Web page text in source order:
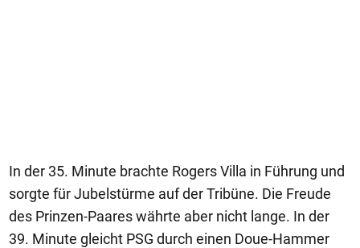
In der 35. Minute brachte Rogers Villa in Führung und
sorgte für Jubelstürme auf der Tribüne. Die Freude
des Prinzen-Paares währte aber nicht lange. In der
39. Minute gleicht PSG durch einen Doue-Hammer